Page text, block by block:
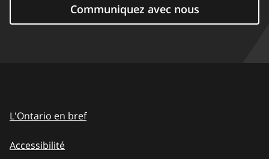
Communiquez avec nous
L'Ontario en bref
Accessibilité